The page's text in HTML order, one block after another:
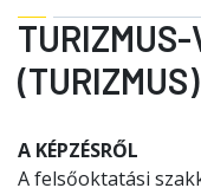
(TURIZMUS)
A KÉPZÉSRŐL
A felsőoktatási